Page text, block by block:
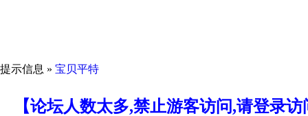
提示信息 » 宝贝平特
【论坛人数太多,禁止游客访问,请登录